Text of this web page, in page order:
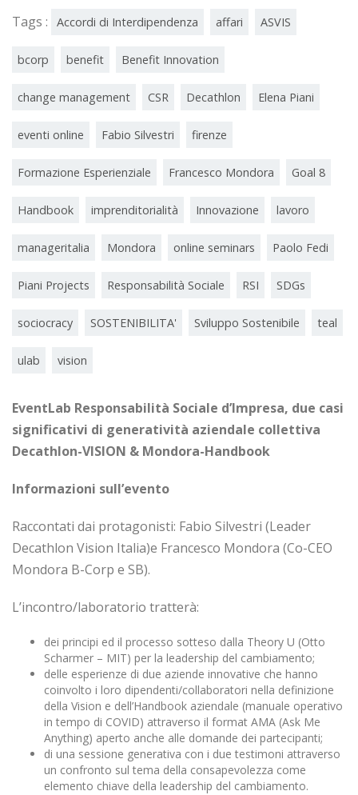
Tags : Accordi di Interdipendenza affari ASVIS
bcorp benefit Benefit Innovation
change management CSR Decathlon Elena Piani
eventi online Fabio Silvestri firenze
Formazione Esperienziale Francesco Mondora Goal 8
Handbook imprenditorialità Innovazione lavoro
manageritalia Mondora online seminars Paolo Fedi
Piani Projects Responsabilità Sociale RSI SDGs
sociocracy SOSTENIBILITA' Sviluppo Sostenibile teal
ulab vision
EventLab Responsabilità Sociale d’Impresa, due casi
significativi di generatività aziendale collettiva
Decathlon-VISION & Mondora-Handbook
Informazioni sull’evento
Raccontati dai protagonisti: Fabio Silvestri (Leader
Decathlon Vision Italia)e Francesco Mondora (Co-CEO
Mondora B-Corp e SB).
L’incontro/laboratorio tratterà:
dei principi ed il processo sotteso dalla Theory U (Otto
Scharmer – MIT) per la leadership del cambiamento;
delle esperienze di due aziende innovative che hanno
coinvolto i loro dipendenti/collaboratori nella definizione
della Vision e dell’Handbook aziendale (manuale operativo
in tempo di COVID) attraverso il format AMA (Ask Me
Anything) aperto anche alle domande dei partecipanti;
di una sessione generativa con i due testimoni attraverso
un confronto sul tema della consapevolezza come
elemento chiave della leadership del cambiamento.